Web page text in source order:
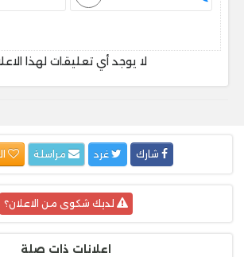
لا يوجد أي تعليقات لهذا
شارك غرد
لديك شكوى من الاعلان؟
اعلانات ذات صلة